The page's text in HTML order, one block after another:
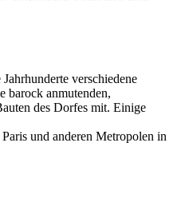
verschiedene
barock anmutenden,
des Dorfes mit. Einige
und anderen Metropolen in